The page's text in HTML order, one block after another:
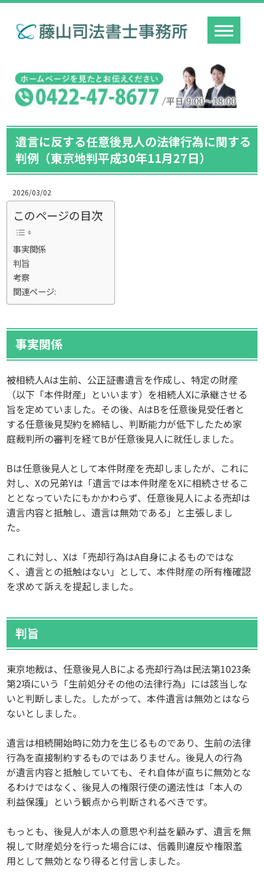
遺言に反する任意後見人の法律行為に関する
判例（東京地判平成30年11月27日）
2026/03/02
このページの目次
事実関係
判旨
考察
関連ページ:
事実関係
被相続人Aは生前、公正証書遺言を作成し、特定の財産
（以下「本件財産」といいます）を相続人Xに承継させる
旨を定めていました。その後、AはBを任意後見受任者と
する任意後見契約を締結し、判断能力が低下したため家
庭裁判所の審判を経てBが任意後見人に就任しました。
Bは任意後見人として本件財産を売却しましたが、これに
対し、Xの兄弟Yは「遺言では本件財産をXに相続させるこ
ととなっていたにもかかわらず、任意後見人による売却は
遺言内容と抵触し、遺言は無効である」と主張しまし
た。
これに対し、Xは「売却行為はA自身によるものではな
く、遺言との抵触はない」として、本件財産の所有権確認
を求めて訴えを提起しました。
判旨
東京地裁は、任意後見人Bによる売却行為は民法第1023条
第2項にいう「生前処分その他の法律行為」には該当しな
いと判断しました。したがって、本件遺言は無効とはなら
ないとしました。
遺言は相続開始時に効力を生じるものであり、生前の法律
行為を直接制約するものではありません。後見人の行為
が遺言内容と抵触していても、それ自体が直ちに無効とな
るわけではなく、後見人の権限行使の適法性は「本人の
利益保護」という観点から判断されるべきです。
もっとも、後見人が本人の意思や利益を顧みず、遺言を無
視して財産処分を行った場合には、信義則違反や権限濫
用として無効となり得ると付言しました。